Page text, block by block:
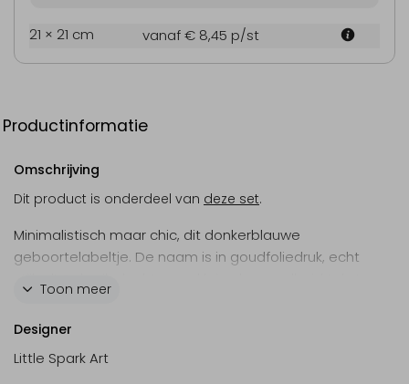
21 × 21 cm vanaf € 8,45 p/st
Productinformatie
Omschrijving
Dit product is onderdeel van deze set.
Minimalistisch maar chic, dit donkerblauwe
geboortelabeltje. De naam is in goudfoliedruk, echt
met een zo groot mogelijk lettertype. Als je ontwerp-
elementen van je kaart op een label wilt
overbrengen, neem dan contact op met onze
klantenservice. Wij zullen je graag helpen!
Toon meer
Designer
Little Spark Art